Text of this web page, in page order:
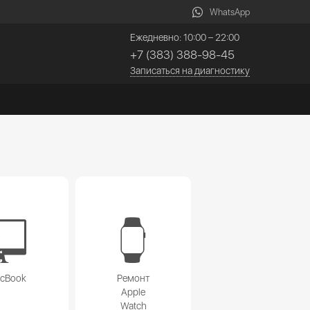
WhatsApp
Ежедневно: 10:00 – 22:00
+7 (383) 388-98-45
Записаться на диагностику
Ремонт
Apple
Watch